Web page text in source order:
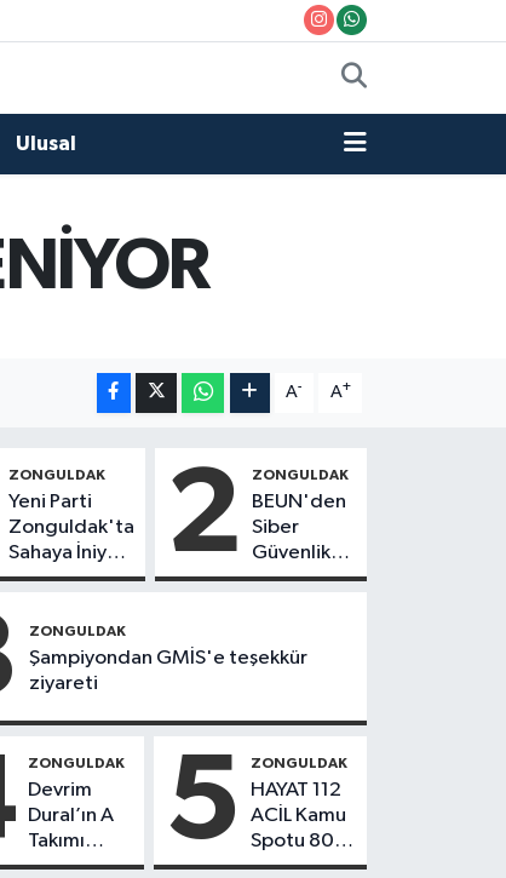
Ulusal
A- A+
ZONGULDAK
Yeni Parti
Zonguldak'ta
Sahaya İniyor!
8 İlçede
Başkanlar
Göreve
Başladı
2 ZONGULDAK
BEUN'den
Siber
Güvenlik
Hamlesi
ZONGULDAK
Şampiyondan GMİS'e teşekkür
ziyareti
ZONGULDAK
Devrim
Dural’ın A
Takımı
Göreve
5 ZONGULDAK
HAYAT 112
ACİL Kamu
Spotu 800
bin